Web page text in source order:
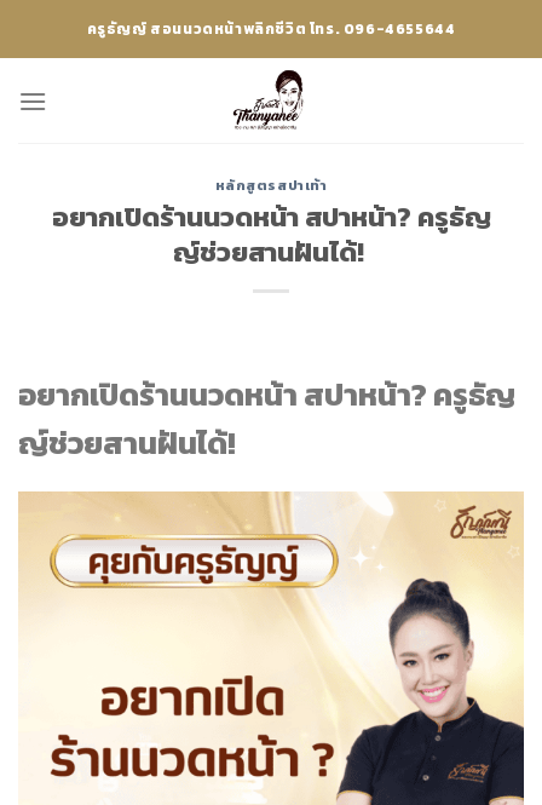
ครูธัญญ์ สอนนวดหน้าพลิกชีวิต โทร. 096-4655644
หลักสูตรสปาเท้า
อยากเปิดร้านนวดหน้า สปาหน้า? ครูธัญ
ญ์ช่วยสานฝันได้!
อยากเปิดร้านนวดหน้า สปาหน้า? ครูธัญ
ญ์ช่วยสานฝันได้!